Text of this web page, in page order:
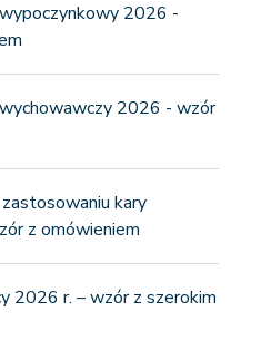
2026 -
2026 - wzór
kary
z omówieniem
2026 r. – wzór z szerokim